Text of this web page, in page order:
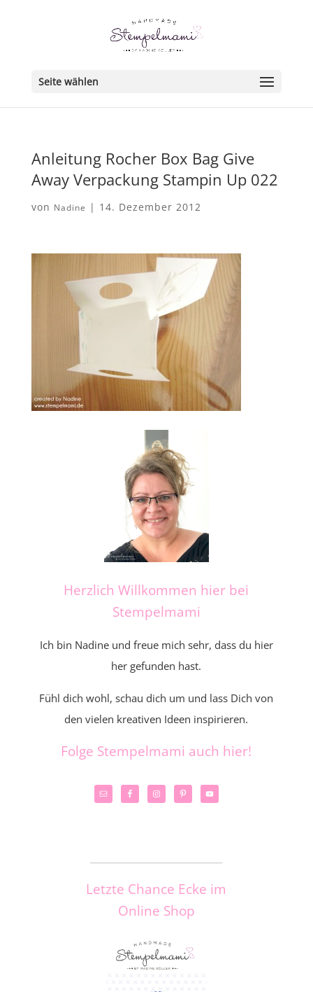
Seite wählen
Anleitung Rocher Box Bag Give
Away Verpackung Stampin Up 022
von Nadine | 14. Dezember 2012
Herzlich Willkommen hier bei
Stempelmami
Ich bin Nadine und freue mich sehr, dass du hier
her gefunden hast.
Fühl dich wohl, schau dich um und lass Dich von
den vielen kreativen Ideen inspirieren.
Folge Stempelmami auch hier!
Letzte Chance Ecke im
Online Shop